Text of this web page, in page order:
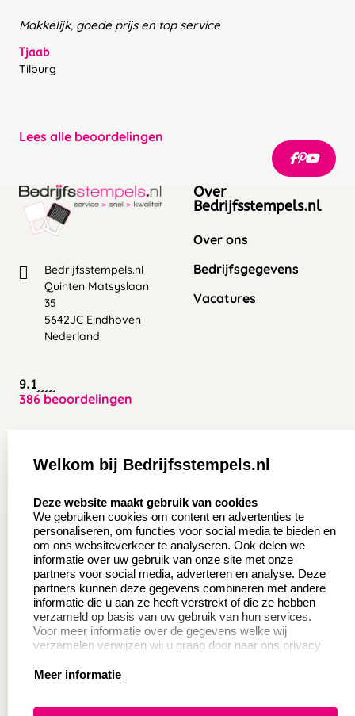
Makkelijk, goede prijs en top service
Tjaab
Tilburg
Lees alle beoordelingen
Bedrijfsstempels.nl
Quinten Matsyslaan
35
5642JC Eindhoven
Nederland
9.1
386 beoordelingen
Over
Bedrijfsstempels.nl
Over ons
Bedrijfsgegevens
Vacatures
Wederverkoper
worden
Sale
Betaling & Verzending
Veel gestelde vragen
Retourneren
Herroepingsrecht
Productinformatie:
Instructie voor
Welkom bij Bedrijfsstempels.nl
Deze website maakt gebruik van cookies
We gebruiken cookies om content en advertenties te
personaliseren, om functies voor social media te bieden en
om ons websiteverkeer te analyseren. Ook delen we
informatie over uw gebruik van onze site met onze
partners voor social media, adverteren en analyse. Deze
partners kunnen deze gegevens combineren met andere
informatie die u aan ze heeft verstrekt of die ze hebben
verzameld op basis van uw gebruik van hun services.
Voor meer informatie over de gegevens welke wij
verzamelen verwijzen wij u graag door naar ons privacy
Meer informatie